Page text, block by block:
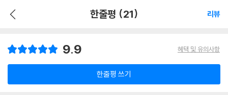
한줄평 (21) 리뷰
9.9 혜택 및 유의사항
한줄평 쓰기